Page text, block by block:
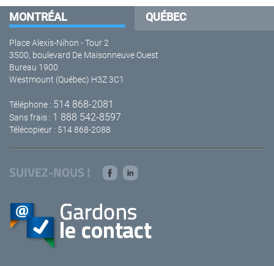
MONTRÉAL QUÉBEC
Place Alexis-Nihon - Tour 2
3500, boulevard De Maisonneuve Ouest
Bureau 1900
Westmount (Québec) H3Z 3C1
Téléphone : 514 868-2081
Sans frais : 1 888 542-8597
Télécopieur : 514 868-2088
SUIVEZ-NOUS !